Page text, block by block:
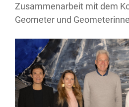
Zusammenarbeit mit dem
Geometer und